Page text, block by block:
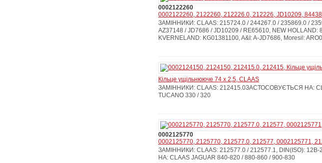
0002122260
0002122260, 2122260, 212226.0, 212226, JD10209,
ЗАМІННИКИ: CLAAS: 215724.0 / 244267.0 / 235869.0 /
AZ37148 / JD7686 / JD10209 / RE65610, NEW
KVERNELAND: KG01381100, A&I: A-JD7686, Moresil:
Кільце ущільнююче 74 x 2,5, CLAAS
ЗАМІННИКИ: CLAAS: 212415.0ЗАСТОСОВУЄТЬСЯ НА:
TUCANO 330 / 320
0002125770
0002125770, 2125770, 212577.0, 212577, 0002125771,
ЗАМІННИКИ: CLAAS: 212577.0 / 212577.1, DIN(ISO):
НА: CLAAS JAGUAR 840-820 / 880-860 / 900-830